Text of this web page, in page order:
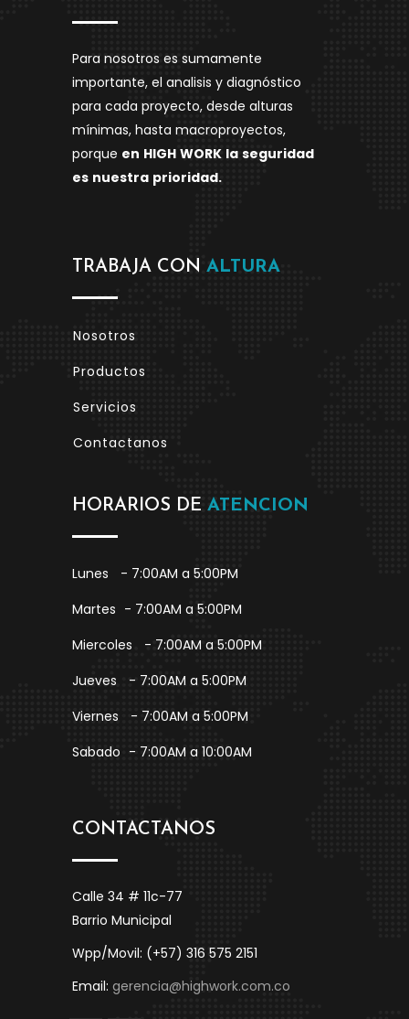
Para nosotros es sumamente
importante, el analisis y diagnóstico
para cada proyecto, desde alturas
mínimas, hasta macroproyectos,
porque en HIGH WORK la seguridad
es nuestra prioridad.
TRABAJA CON ALTURA
Nosotros
Productos
Servicios
Contactanos
HORARIOS DE ATENCION
Lunes
- 7:00AM a 5:00PM
Martes - 7:00AM a 5:00PM
Miercoles
- 7:00AM a 5:00PM
Jueves
- 7:00AM a 5:00PM
Viernes
- 7:00AM a 5:00PM
Sabado - 7:00AM a 10:00AM
CONTACTANOS
Calle 34 # 11c-77
Barrio Municipal
Wpp/Movil: (+57) 316 575 2151
Email: gerencia@highwork.com.co